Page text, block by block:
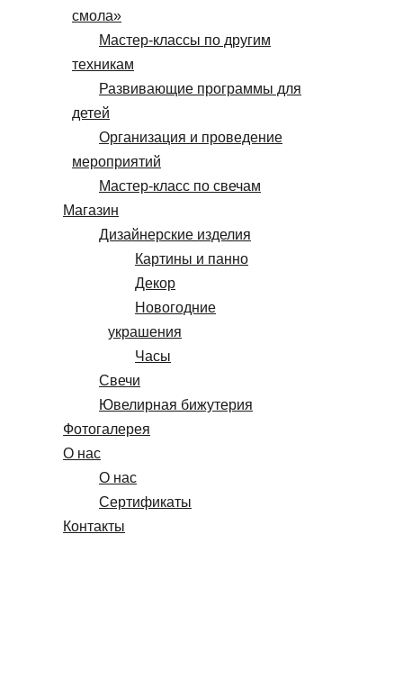
смола»
Мастер-классы по другим
техникам
Развивающие программы для
детей
Организация и проведение
мероприятий
Мастер-класс по свечам
Магазин
Дизайнерские изделия
Картины и панно
Декор
Новогодние
украшения
Часы
Свечи
Ювелирная бижутерия
Фотогалерея
О нас
О нас
Сертификаты
Контакты